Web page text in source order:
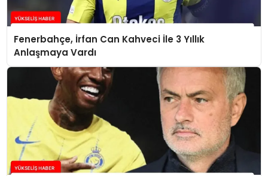
Fenerbahçe, İrfan Can Kahveci İle 3 Yıllık
Anlaşmaya Vardı